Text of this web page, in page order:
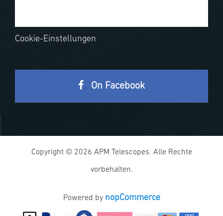
Cookie-Einstellungen
On Facebook
Copyright © 2026 APM Telescopes. Alle Rechte
vorbehalten.
Powered by nopCommerce